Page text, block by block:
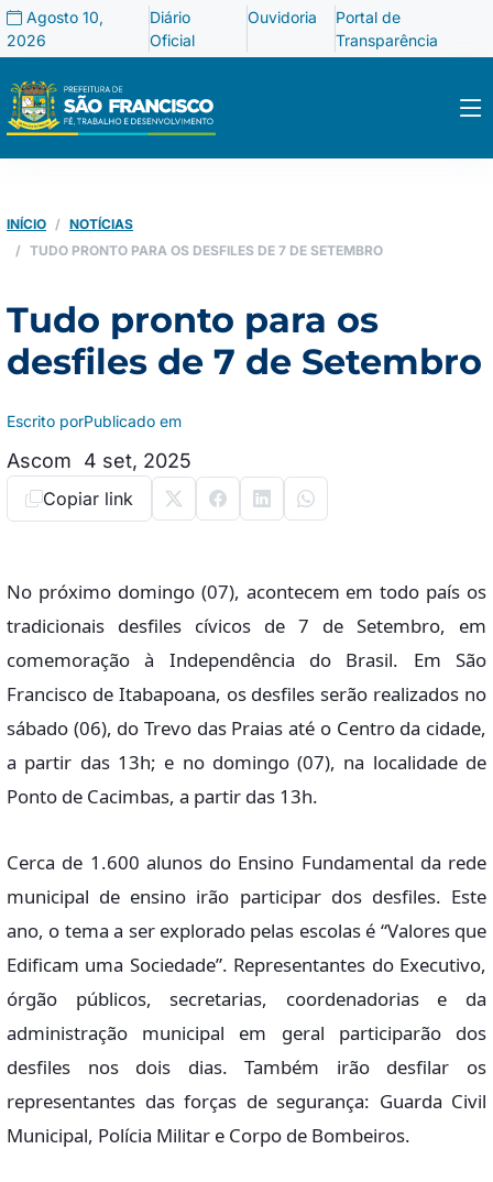
Agosto 10,
2026
Diário
Oficial
Ouvidoria
Portal de
Transparência
INÍCIO
NOTÍCIAS
TUDO PRONTO PARA OS DESFILES DE 7 DE SETEMBRO
Tudo pronto para os
desfiles de 7 de Setembro
Escrito por
Ascom
Publicado em
4 set, 2025
Copiar link
No próximo domingo (07), acontecem em todo país os
tradicionais desfiles cívicos de 7 de Setembro, em
comemoração à Independência do Brasil. Em São
Francisco de Itabapoana, os desfiles serão realizados no
sábado (06), do Trevo das Praias até o Centro da cidade,
a partir das 13h; e no domingo (07), na localidade de
Ponto de Cacimbas, a partir das 13h.
Cerca de 1.600 alunos do Ensino Fundamental da rede
municipal de ensino irão participar dos desfiles. Este
ano, o tema a ser explorado pelas escolas é “Valores que
Edificam uma Sociedade”. Representantes do Executivo,
órgão públicos, secretarias, coordenadorias e da
administração municipal em geral participarão dos
desfiles nos dois dias. Também irão desfilar os
representantes das forças de segurança: Guarda Civil
Municipal, Polícia Militar e Corpo de Bombeiros.